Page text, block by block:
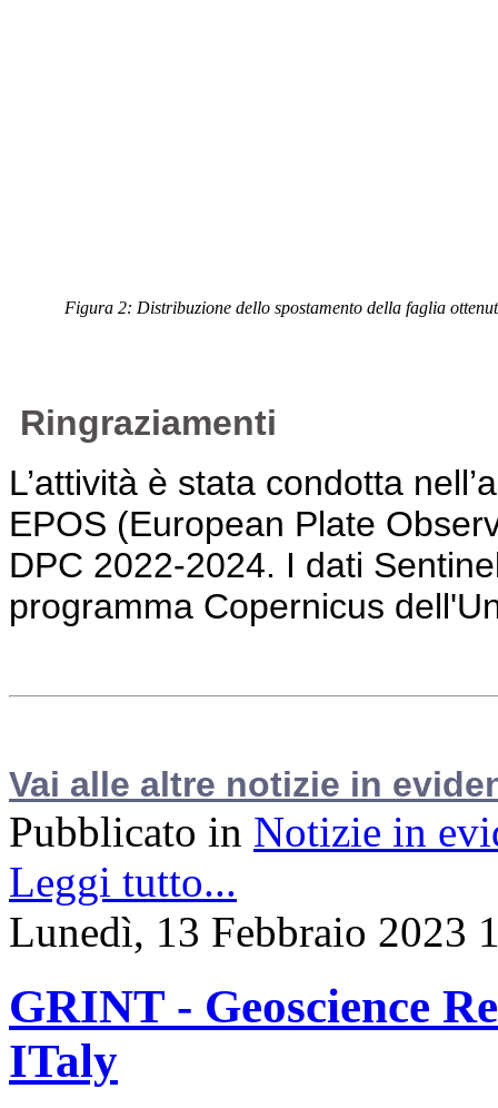
Figura 2: Distribuzione dello spostamento della faglia
Ringraziamenti
L’attività è stata condotta
EPOS (European Plate
DPC 2022-2024. I dati
programma Copernicus
Vai alle altre notizie in
Pubblicato in Notizie in
Leggi tutto...
Lunedì, 13 Febbraio 2023
GRINT - Geoscience
ITaly